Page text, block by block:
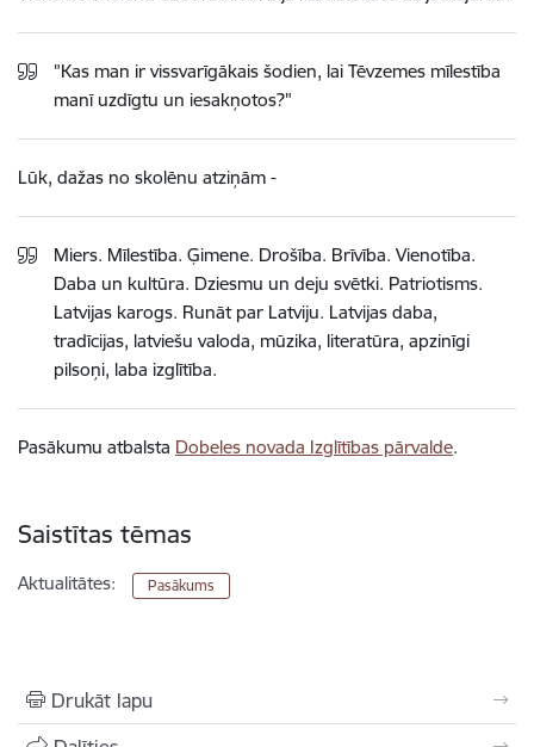
"Kas man ir vissvarīgākais šodien, lai Tēvzemes mīlestība
manī uzdīgtu un iesakņotos?"
Lūk, dažas no skolēnu atziņām -
Miers. Mīlestība. Ģimene. Drošība. Brīvība. Vienotība.
Daba un kultūra. Dziesmu un deju svētki. Patriotisms.
Latvijas karogs. Runāt par Latviju. Latvijas daba,
tradīcijas, latviešu valoda, mūzika, literatūra, apzinīgi
pilsoņi, laba izglītība.
Pasākumu atbalsta Dobeles novada Izglītības pārvalde.
Saistītas tēmas
Aktualitātes: Pasākums
Drukāt lapu